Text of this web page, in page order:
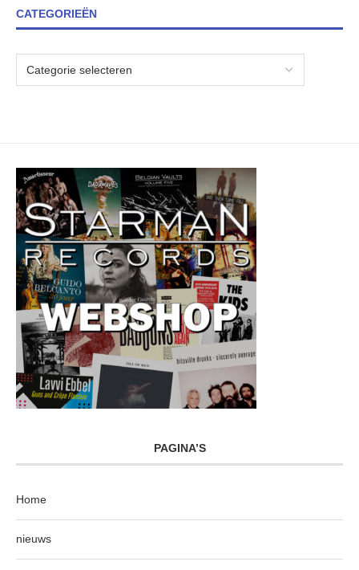
CATEGORIEËN
PAGINA’S
Home
nieuws